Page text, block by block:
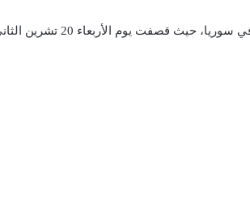
وكثّفت إسرائيل خلال الآونة